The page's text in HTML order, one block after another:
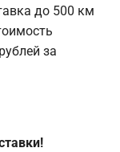
до 500 км
за